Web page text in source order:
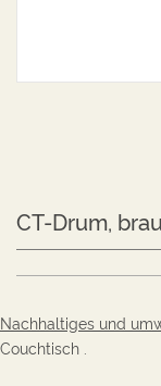
CT-Drum,
Nachhaltiges und
Couchtisch .